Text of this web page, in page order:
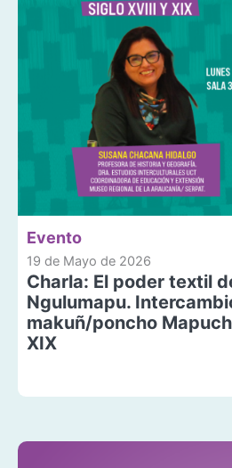
Evento
19 de Mayo de 2026
Charla: El poder textil
Ngulumapu.
makuñ/poncho
XIX